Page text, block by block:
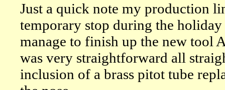
Just a quick note my production
temporary stop during the
manage to finish up the new tool
was very straightforward all
inclusion of a brass pitot tube